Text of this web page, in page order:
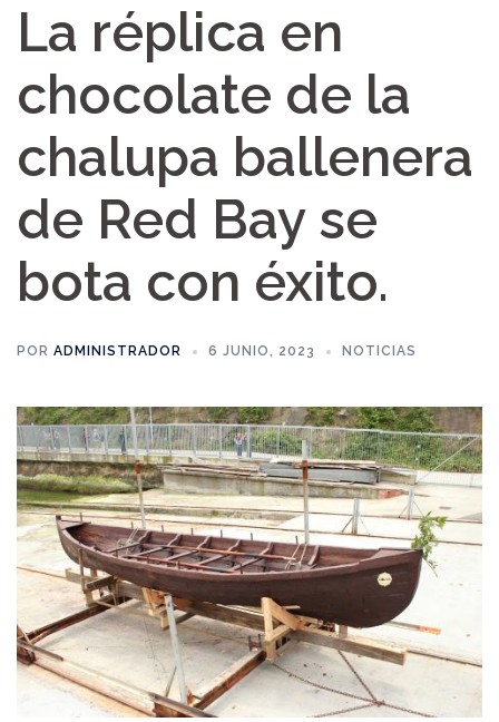
La réplica en
chocolate de la
chalupa ballenera
de Red Bay se
bota con éxito.
POR ADMINISTRADOR 6 JUNIO, 2023 NOTICIAS